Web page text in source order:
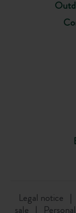
Legal notice
sale